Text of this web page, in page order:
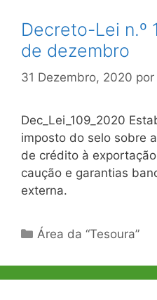
Decreto-Lei n.º
de dezembro
31 Dezembro, 2020 por
Dec_Lei_109_2020
imposto do selo sobre
de crédito à
caução e garantias
externa.
Categorias
Área da “Tesoura”